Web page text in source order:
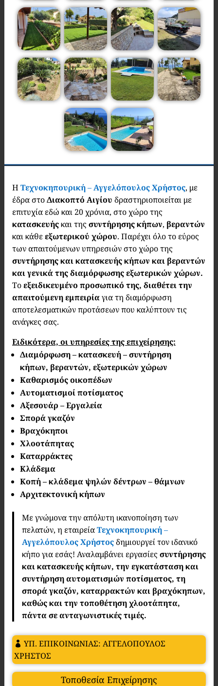
Η Τεχνοκηπουρική–Αγγελόπουλος Χρήστος, με
έδρα στοΔιακοπτό Αιγίου δραστηριοποιείται με
επιτυχία εδώ και 20 χρόνια, στο χώρο της
κατασκευήςκαι της συντήρησης κήπων, βεραντών
και κάθεεξωτερικού χώρου. Παρέχει όλο το εύρος
των απαιτούμενων υπηρεσιών στο χώρο της
συντήρησης και κατασκευής κήπων και βεραντών
και γενικά της διαμόρφωσης εξωτερικών χώρων.
Τοεξειδικευμένο προσωπικό της, διαθέτει την
απαιτούμενη εμπειρίαγια τη διαμόρφωση
αποτελεσματικών προτάσεων που καλύπτουν τις
ανάγκες σας.
Ειδικότερα, οι υπηρεσίες της επιχείρησης:
Διαμόρφωση – κατασκευή – συντήρηση
κήπων, βεραντών, εξωτερικών χώρων
Καθαρισμός οικοπέδων
Αυτοματισμοί ποτίσματος
Αξεσουάρ – Εργαλεία
Σπορά γκαζόν
Βραχόκηποι
Χλοοτάπητας
Καταρράκτες
Κλάδεμα
Κοπή – κλάδεμα ψηλών δέντρων – θάμνων
Αρχιτεκτονική κήπων
Με γνώμονα την απόλυτη ικανοποίηση των
πελατών, η εταιρείαΤεχνοκηπουρική–
Αγγελόπουλος Χρήστοςδημιουργεί τον ιδανικό
κήπο για εσάς! Αναλαμβάνει εργασίες συντήρησης
και κατασκευής κήπων, την εγκατάσταση και
συντήρηση αυτοματισμών ποτίσματος, τη
σπορά γκαζόν, καταρρακτών και βραχόκηπων,
καθώς και την τοποθέτηση χλοοτάπητα,
πάντα σε ανταγωνιστικές τιμές.
ΥΠ. ΕΠΙΚΟΙΝΩΝΙΑΣ: ΑΓΓΕΛΟΠΟΥΛΟΣ
ΧΡΗΣΤΟΣ
Τοποθεσία Επιχείρησης